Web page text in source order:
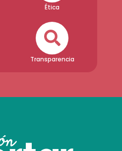
Ética
Transparencia